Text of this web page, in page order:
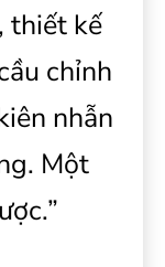
thiết kế
chỉnh
nhẫn
Một